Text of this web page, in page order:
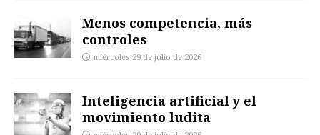
Menos competencia, más
controles
miércoles 29 de julio de 2026
Inteligencia artificial y el
movimiento ludita